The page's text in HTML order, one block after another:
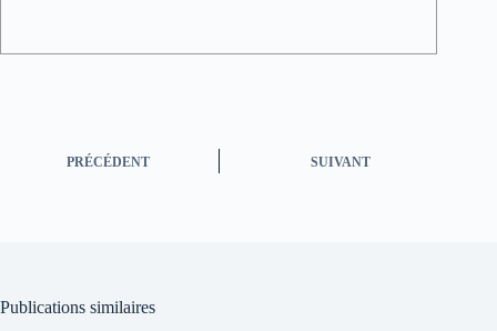
PRÉCÉDENT SUIVANT
Publications similaires